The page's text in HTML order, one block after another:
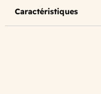
Caractéristiques